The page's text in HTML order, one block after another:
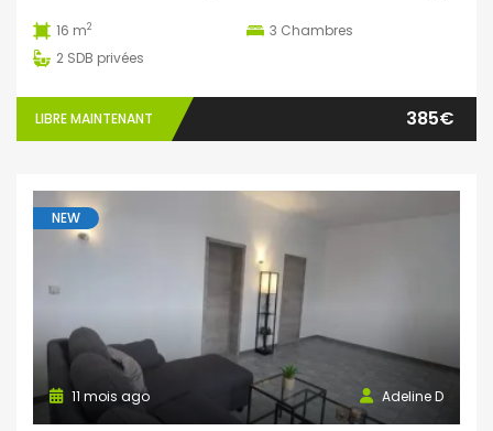
16 m2 3 Chambres
2 SDB privées
LIBRE MAINTENANT 385€
NEW
Adeline D
11 mois ago